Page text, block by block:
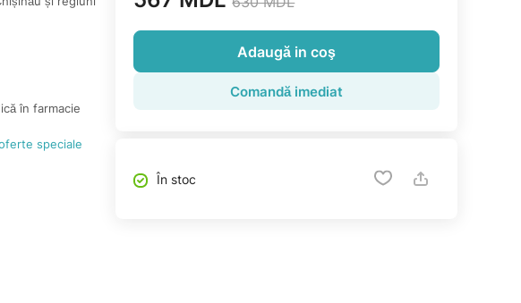
în farmacie
speciale
Adaugă in coş
Comandă imediat
În stoc